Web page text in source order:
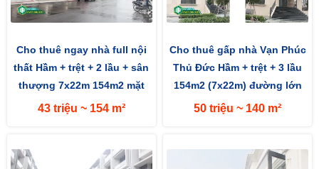
Cho thuê ngay nhà full nội
thất Hầm + trệt + 2 lầu + sân
thượng 7x22m 154m2 mặt
đường 13m hướng Tây
43 triệu ~ 154 m²
Cho thuê gấp nhà Vạn Phúc
Thủ Đức Hầm + trệt + 3 lầu
154m2 (7x22m) đường lớn
13m hướng Tây Nam
50 triệu ~ 140 m²